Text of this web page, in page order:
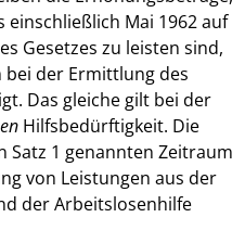
einschließlich Mai 1962 auf
Gesetzes zu leisten sind,
der Ermittlung des
Das gleiche gilt bei der
Hilfsbedürftigkeit. Die
Satz 1 genannten Zeitraum
von Leistungen aus der
der Arbeitslosenhilfe